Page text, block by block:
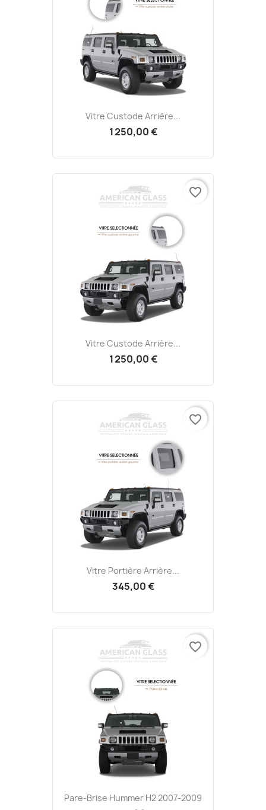
Vitre Custode Arrière...
1 250,00 €
Vitre Custode Arrière...
1 250,00 €
favorite_border
Vitre Portière Arrière...
345,00 €
favorite_border
Pare-Brise Hummer H2 2007-2009
favorite_border